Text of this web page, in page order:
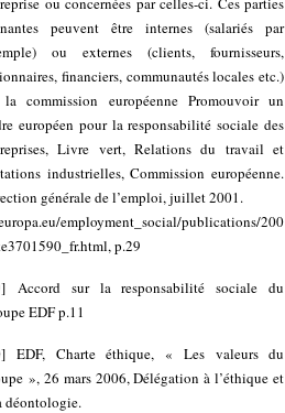
peuvent être internes (salariés par
ou externes (clients, fournisseurs,
financiers, communautés locales etc.)
commission européenne Promouvoir un
européen pour la responsabilité sociale des
Livre vert, Relations du travail et
industrielles, Commission européenne.
générale de l’emploi, juillet 2001.
employment_social/publications/200
p.29
] Accord sur la responsabilité sociale du
EDF p.11
]EDF, Charte éthique, « Les valeurs du
», 26 mars 2006, Délégation à l’éthique et
déontologie.